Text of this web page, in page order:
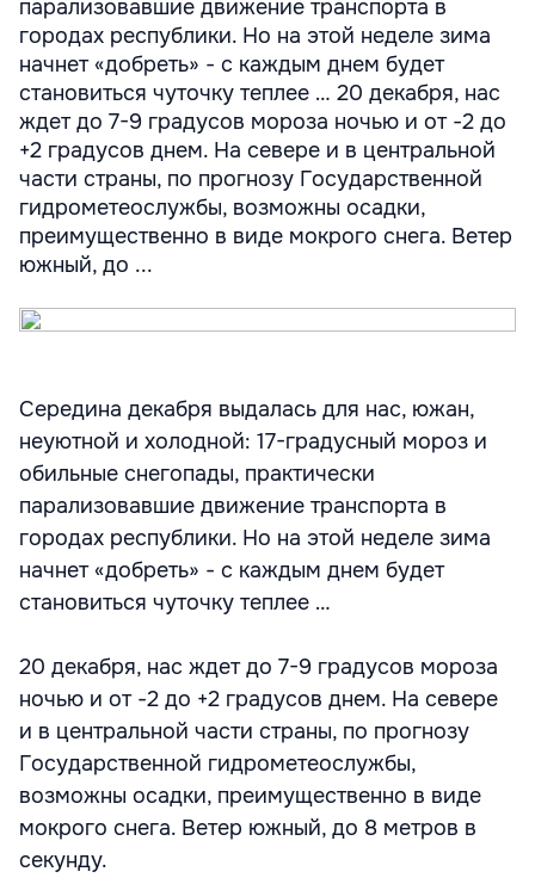
парализовавшие движение транспорта в
городах республики. Но на этой неделе зима
начнет «добреть» - с каждым днем будет
становиться чуточку теплее … 20 декабря, нас
ждет до 7-9 градусов мороза ночью и от -2 до
+2 градусов днем. На севере и в центральной
части страны, по прогнозу Государственной
гидрометеослужбы, возможны осадки,
преимущественно в виде мокрого снега. Ветер
южный, до ...
Середина декабря выдалась для нас, южан,
неуютной и холодной: 17-градусный мороз и
обильные снегопады, практически
парализовавшие движение транспорта в
городах республики. Но на этой неделе зима
начнет «добреть» - с каждым днем будет
становиться чуточку теплее …
20 декабря, нас ждет до 7-9 градусов мороза
ночью и от -2 до +2 градусов днем. На севере
и в центральной части страны, по прогнозу
Государственной гидрометеослужбы,
возможны осадки, преимущественно в виде
мокрого снега. Ветер южный, до 8 метров в
секунду.